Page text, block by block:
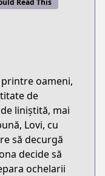
Read This
oameni,
de
liniștită, mai
Lovi, cu
să decurgă
decide să
ochelarii